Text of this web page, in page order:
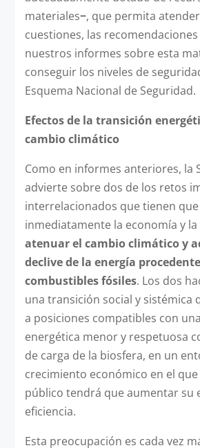
materiales−, que permita
cuestiones, las
nuestros informes sobre esta
conseguir los niveles de
Esquema Nacional de Seguridad.
Efectos de la transición
cambio climático
Como en informes anteriores, la
advierte sobre dos de los retos
interrelacionados que tienen
inmediatamente la economía y la
atenuar el cambio climático y
declive de la energía
combustibles fósiles. Los dos
una transición social y sistémica
a posiciones compatibles con
energética menor y respetuosa
de carga de la biosfera, en un
crecimiento económico en el
público tendrá que aumentar su
eficiencia.
Esta preocupación es cada vez